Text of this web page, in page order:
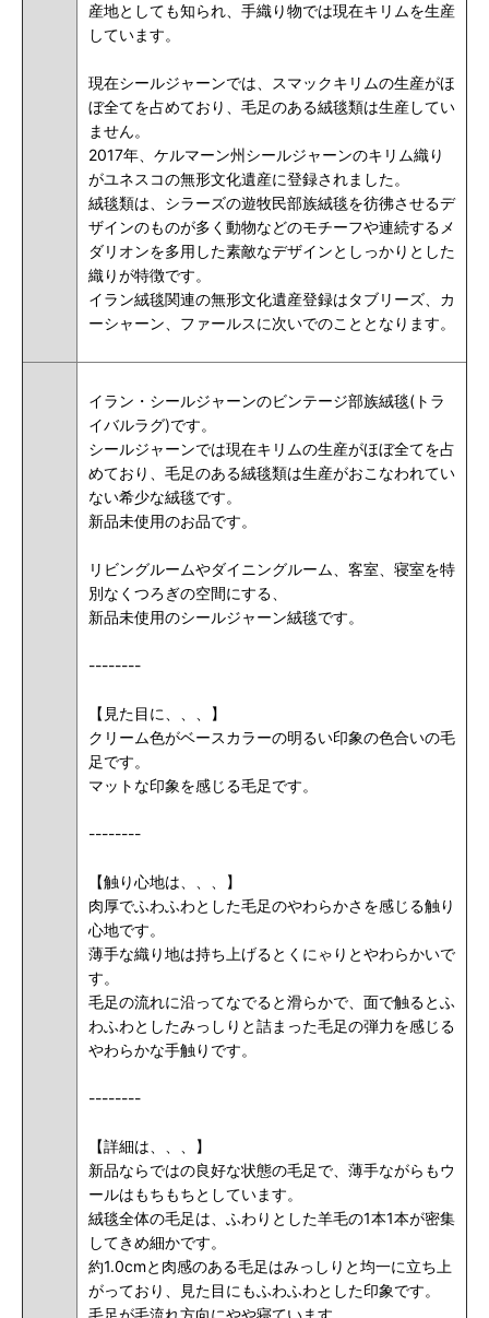
産地としても知られ、手織り物では現在キリムを生産
しています。
現在シールジャーンでは、スマックキリムの生産がほ
ぼ全てを占めており、毛足のある絨毯類は生産してい
ません。
2017年、ケルマーン州シールジャーンのキリム織り
がユネスコの無形文化遺産に登録されました。
絨毯類は、シラーズの遊牧民部族絨毯を彷彿させるデ
ザインのものが多く動物などのモチーフや連続するメ
ダリオンを多用した素敵なデザインとしっかりとした
織りが特徴です。
イラン絨毯関連の無形文化遺産登録はタブリーズ、カ
ーシャーン、ファールスに次いでのこととなります。
イラン・シールジャーンのビンテージ部族絨毯(トラ
イバルラグ)です。
シールジャーンでは現在キリムの生産がほぼ全てを占
めており、毛足のある絨毯類は生産がおこなわれてい
ない希少な絨毯です。
新品未使用のお品です。
リビングルームやダイニングルーム、客室、寝室を特
別なくつろぎの空間にする、
新品未使用のシールジャーン絨毯です。
--------
【見た目に、、、
】
クリーム色がベースカラーの明るい印象の色合いの毛
足です。
マットな印象を感じる毛足です。
--------
【触り心地は、、、】
肉厚でふわふわとした毛足のやわらかさを感じる触り
心地です。
薄手な織り地は持ち上げるとくにゃりとやわらかいで
す。
毛足の流れに沿ってなでると滑らかで、面で触るとふ
わふわとしたみっしりと詰まった毛足の弾力を感じる
やわらかな手触りです。
--------
【詳細は、、、】
新品ならではの良好な状態の毛足で、 薄手ながらもウ
ールはもちもちとしています。
絨毯全体の毛足は、ふわりとした羊毛の1本1本が密集
してきめ細かです。
約1.0cmと肉感のある毛足はみっしりと均一に立ち上
がっており、見た目にもふわふわとした印象です。
毛足が毛流れ方向にやや寝ています。